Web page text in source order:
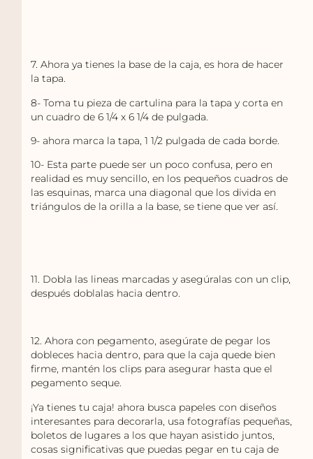
7. Ahora ya tienes la base de la caja, es hora de hacer
la tapa.
8- Toma tu pieza de cartulina para la tapa y corta en
un cuadro de 6 1/4 x 6 1/4 de pulgada.
9- ahora marca la tapa, 1 1/2 pulgada de cada borde.
10- Esta parte puede ser un poco confusa, pero en
realidad es muy sencillo, en los pequeños cuadros de
las esquinas, marca una diagonal que los divida en
triángulos de la orilla a la base, se tiene que ver así.
11. Dobla las lineas marcadas y asegúralas con un clip,
después doblalas hacia dentro.
12. Ahora con pegamento, asegúrate de pegar los
dobleces hacia dentro, para que la caja quede bien
firme, mantén los clips para asegurar hasta que el
pegamento seque.
¡Ya tienes tu caja! ahora busca papeles con diseños
interesantes para decorarla, usa fotografías pequeñas,
boletos de lugares a los que hayan asistido juntos,
cosas significativas que puedas pegar en tu caja de